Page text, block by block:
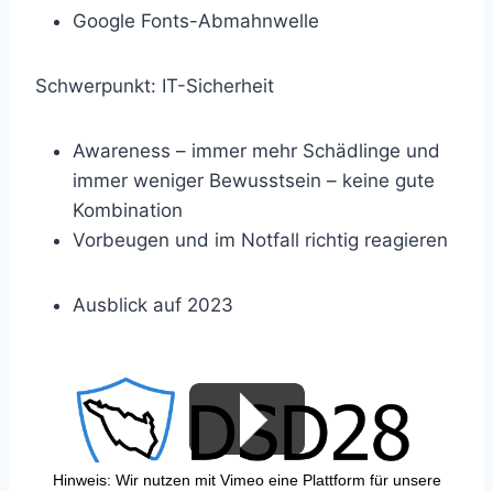
Google Fonts-Abmahnwelle
Schwerpunkt: IT-Sicherheit
Awareness – immer mehr Schädlinge und
immer weniger Bewusstsein – keine gute
Kombination
Vorbeugen und im Notfall richtig reagieren
Ausblick auf 2023